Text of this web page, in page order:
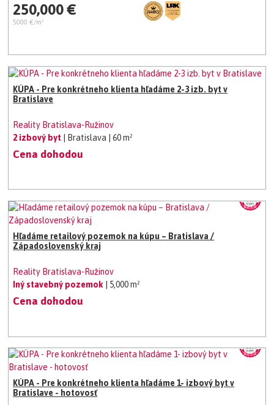
250,000 €
5000 €/m²
KÚPA - Pre konkrétneho klienta hľadáme 2-3 izb. byt v
Bratislave
Reality Bratislava-Ružinov
2 izbový byt
| Bratislava | 60 m²
Cena dohodou
Hľadáme retailový pozemok na kúpu – Bratislava /
Západoslovenský kraj
Reality Bratislava-Ružinov
Iný stavebný pozemok
| 5,000 m²
Cena dohodou
KÚPA - Pre konkrétneho klienta hľadáme 1- izbový byt v
Bratislave - hotovosť